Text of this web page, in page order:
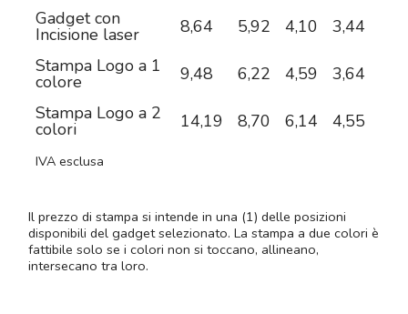
Gadget con
Incisione laser 8,64 5,92 4,10 3,44
Stampa Logo a 1
colore 9,48 6,22 4,59 3,64
Stampa Logo a 2
colori 14,19 8,70 6,14 4,55
IVA esclusa
Il prezzo di stampa si intende in una (1) delle posizioni
disponibili del gadget selezionato. La stampa a due colori è
fattibile solo se i colori non si toccano, allineano,
intersecano tra loro.